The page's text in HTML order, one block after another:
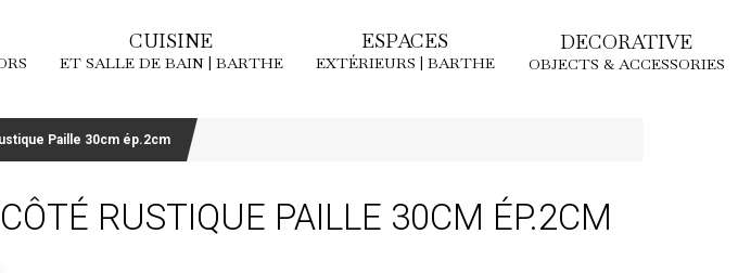
CUISINE
ET SALLE DE BAIN | BARTHE
ESPACES
EXTÉRIEURS | BARTHE
DECORATIVE
OBJECTS & ACCESSORIES
Paille 30cm ép.2cm
RUSTIQUE PAILLE 30CM ÉP.2CM